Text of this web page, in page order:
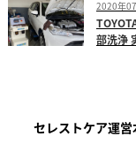
2020年
部洗浄
セレストケア運営